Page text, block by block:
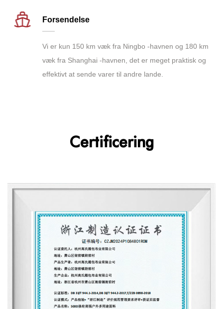
Forsendelse
Vi er kun 150 km væk fra Ningbo -havnen og 180 km
væk fra Shanghai -havnen, det er meget praktisk og
effektivt at sende varer til andre lande.
Certificering